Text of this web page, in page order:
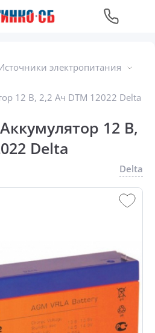
электропитания
12 В, 2,2 Ач DTM 12022 Delta
12 В,
Delta
Delta